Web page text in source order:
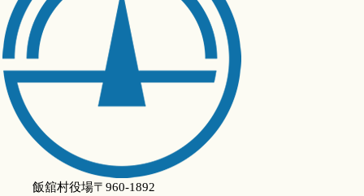
飯舘村役場〒960-1892